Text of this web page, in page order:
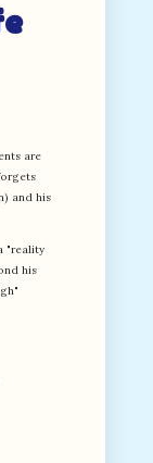
are
and his
"reality
his